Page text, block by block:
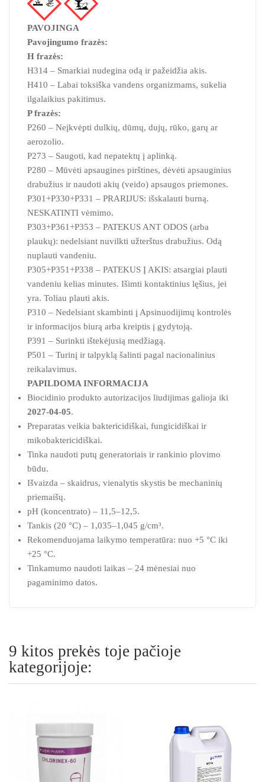
PAVOJINGA
Pavojingumo frazės:
H frazės:
H314 – Smarkiai nudegina odą ir pažeidžia akis.
H410 – Labai toksiška vandens organizmams, sukelia
ilgalaikius pakitimus.
P frazės:
P260 – Neįkvėpti dulkių, dūmų, dujų, rūko, garų ar
aerozolio.
P273 – Saugoti, kad nepatektų į aplinką.
P280 – Mūvėti apsaugines pirštines, dėvėti apsauginius
drabužius ir naudoti akių (veido) apsaugos priemones.
P301+P330+P331 – PRARIJUS: išskalauti burną.
NESKATINTI vėmimo.
P303+P361+P353 – PATEKUS ANT ODOS (arba
plaukų): nedelsiant nuvilkti užterštus drabužius. Odą
nuplauti vandeniu.
P305+P351+P338 – PATEKUS Į AKIS: atsargiai plauti
vandeniu kelias minutes. Išimti kontaktinius lęšius, jei
yra. Toliau plauti akis.
P310 – Nedelsiant skambinti į Apsinuodijimų kontrolės
ir informacijos biurą arba kreiptis į gydytoją.
P391 – Surinkti ištekėjusią medžiagą.
P501 – Turinį ir talpyklą šalinti pagal nacionalinius
reikalavimus.
PAPILDOMA INFORMACIJA
Biocidinio produkto autorizacijos liudijimas galioja iki
2027-04-05.
Preparatas veikia baktericidiškai, fungicidiškai ir
mikobaktericidiškai.
Tinka naudoti putų generatoriais ir rankinio plovimo
būdu.
Išvaizda – skaidrus, vienalytis skystis be mechaninių
priemaišų.
pH (koncentrato) – 11,5–12,5.
Tankis (20 °C) – 1,035–1,045 g/cm³.
Rekomenduojama laikymo temperatūra: nuo +5 °C iki
+25 °C.
Tinkamumo naudoti laikas – 24 mėnesiai nuo
pagaminimo datos.
9 kitos prekės toje pačioje
kategorijoje: